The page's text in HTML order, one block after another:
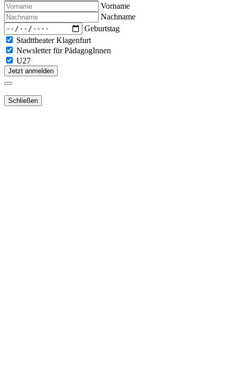
Vorname
Nachname
Geburtstag
Stadttheater Klagenfurt
Newsletter für PädagogInnen
U27
Jetzt anmelden
Schließen